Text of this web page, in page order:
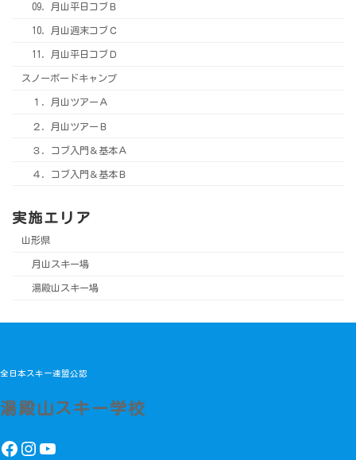
09．月山平日コブＢ
10．月山週末コブＣ
11．月山平日コブＤ
スノーボードキャンプ
１．月山ツアーＡ
２．月山ツアーＢ
３．コブ入門＆基本Ａ
４．コブ入門＆基本Ｂ
実施エリア
山形県
月山スキー場
湯殿山スキー場
全日本スキー連盟公認
湯殿山スキー学校
Facebook
Instagram
YouTube